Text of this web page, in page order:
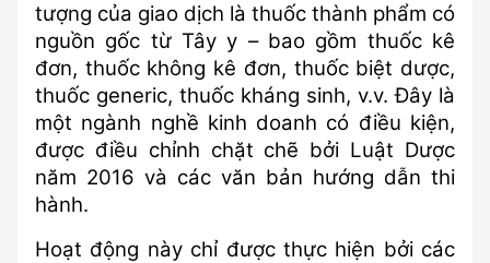
tượng của giao dịch là thuốc thành phẩm có
nguồn gốc từ Tây y – bao gồm thuốc kê
đơn, thuốc không kê đơn, thuốc biệt dược,
thuốc generic, thuốc kháng sinh, v.v. Đây là
một ngành nghề kinh doanh có điều kiện,
được điều chỉnh chặt chẽ bởi Luật Dược
năm 2016 và các văn bản hướng dẫn thi
hành.
Hoạt động này chỉ được thực hiện bởi các